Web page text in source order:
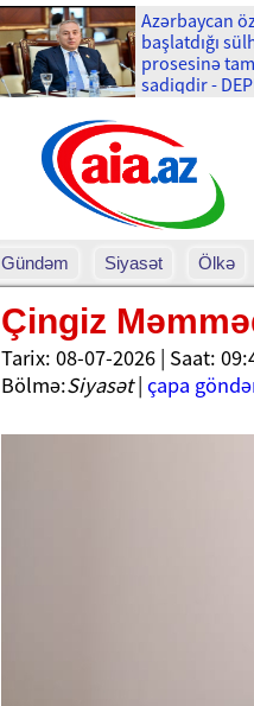
Azərbaycan
başlatdığı
prosesinə tam
sadiqdir -
Gündəm Siyasət Ölkə
Çingiz
Tarix: 08-07-2026 | Saat:
Bölmə:Siyasət| çapa